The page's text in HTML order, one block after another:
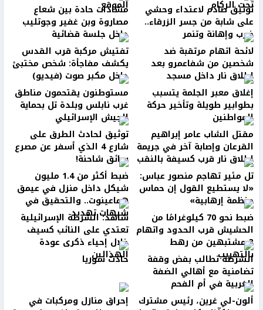
تحت الركام الموقع توثيق صادم لاعتداء وحشي
على شابة من جسر الزرقاء..
ضرب وإهانة وتنمر
مشادات حادة بين شعاع
مصاروة وبن غفير وجوتليب
داخل جلسة قضائية
لائحة اتهام مرتقبة ضد
شخصين من شفاعمرو بعد
إطلاق نار داخل مسجد
تفتيش مركبة قرب القدس
يكشف مفاجأة: شخص مختبئ
داخل مكبر صوت (فيديو)
إغلاق معبر الجلمة يتسبب
بطوابير طويلة وتأخير حركة
المواطنين
مستوطنون يقتحمون مناطق
غرب نابلس وبلدة تل بحماية
الجيش الإسرائيلي
مقتل الشاب عامر إبراهيم
القرعان وإصابة آخر في جريمة
إطلاق نار قرب كسيفة بالنقب
توثيق لحادث الطرق على
شارع 4 الذي أسفر عن مصرع
سائق شاحنة!
تل مئير تهاجم منصور عباس:
«لا يستطيع القول إن حماس
منظمة إرهابية»
ضبط أكثر من 1.4 مليون
شيكل داخل منزل في عيمق
هماعينوت.. والتحقيق في
شبهات تهديد ضبط نحو 70 كيلوغرامًا من
الحشيش قرب الحدود واتهام
3 مشتبهين من رهط
بالتهريب
شاهد: الشرطة الإسرائيلية
تعتدي على النائب كسيف
خلال إحياء ذكرى عودة
الهذالين الشرطة تطالب بفض وقفة
تضامنية مع أهالي الضفة
الغربية في أم الفحم
حادث سوريا
ألون-لي غرين، رئيس مشترك إحراق منازل ومركبات في